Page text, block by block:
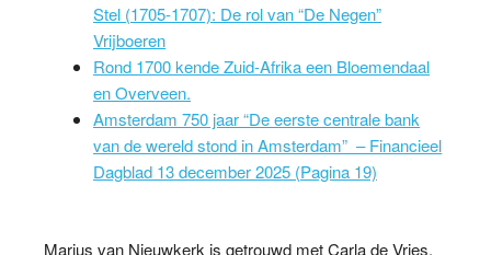
Stel (1705-1707): De rol van “De Negen”
Vrijboeren
Rond 1700 kende Zuid-Afrika een Bloemendaal
en Overveen.
Amsterdam 750 jaar “De eerste centrale bank
van de wereld stond in Amsterdam” – Financieel
Dagblad 13 december 2025 (Pagina 19)
Marius van Nieuwkerk is getrouwd met Carla de Vries.